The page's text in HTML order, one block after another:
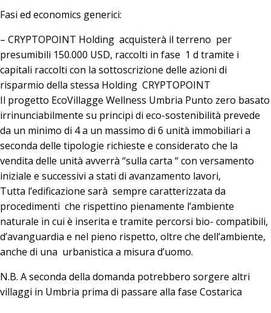
Fasi ed economics generici:
– CRYPTOPOINT Holding acquisterà il terreno per
presumibili 150.000 USD, raccolti in fase 1 d tramite i
capitali raccolti con la sottoscrizione delle azioni di
risparmio della stessa Holding CRYPTOPOINT
Il progetto EcoVillagge Wellness Umbria Punto zero basato
irrinunciabilmente su principi di eco-sostenibilità prevede
da un minimo di 4 a un massimo di 6 unità immobiliari a
seconda delle tipologie richieste e considerato che la
vendita delle unità avverrà “sulla carta “ con versamento
iniziale e successivi a stati di avanzamento lavori,
Tutta l’edificazione sarà sempre caratterizzata da
procedimenti che rispettino pienamente l’ambiente
naturale in cui è inserita e tramite percorsi bio- compatibili,
d’avanguardia e nel pieno rispetto, oltre che dell’ambiente,
anche di una urbanistica a misura d’uomo.
N.B. A seconda della domanda potrebbero sorgere altri
villaggi in Umbria prima di passare alla fase Costarica